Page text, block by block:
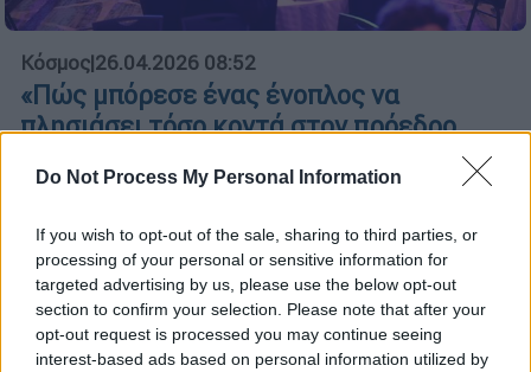
Do Not Process My Personal Information
If you wish to opt-out of the sale, sharing to third parties, or
processing of your personal or sensitive information for
targeted advertising by us, please use the below opt-out
section to confirm your selection. Please note that after your
opt-out request is processed you may continue seeing
interest-based ads based on personal information utilized by
Κόσμος|26.04.2026 08:52
«Πώς μπόρεσε ένας ένοπλος να
πλησιάσει τόσο κοντά στον πρόεδρο,
ξανά;»: Δημοσιογράφος περιγράφει την
επίθεση στο Hilton
Ο ανταποκριτής του BBC στις ΗΠΑ, Γκάρι Ο'
Ντόνοχιου, αφηγείται όσα έγιναν στη
δεξίωση όπου ένοπλος άνοιξε πυρ